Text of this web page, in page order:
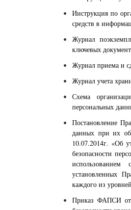
Инструкция по
средств в
Журнал
ключевых
Журнал приема и
Журнал учета
Схема
персональных
Постановление
данных при их
10.07.2014г. «Об
безопасности
установленных
каждого из
Приказ ФАПСИ от